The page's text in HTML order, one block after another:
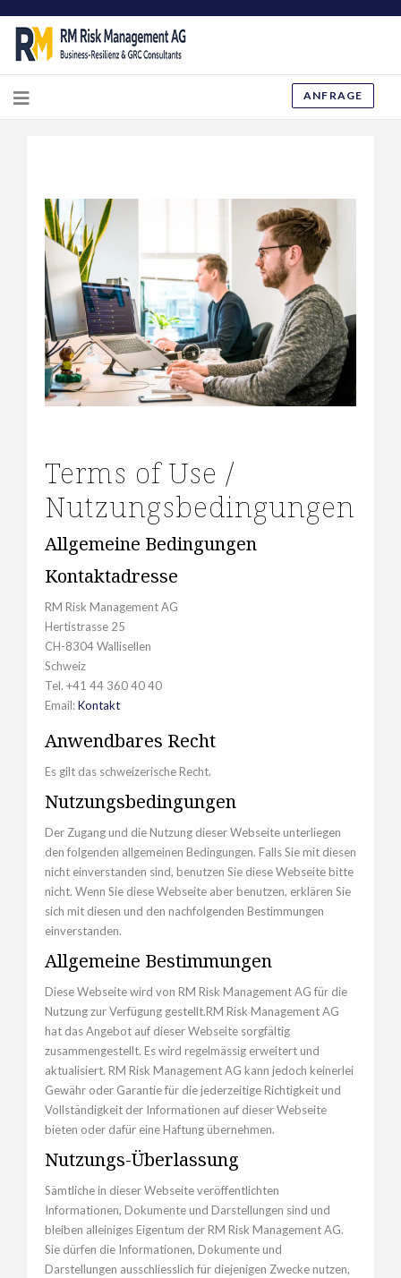
ANFRAGE
Terms of Use /
Nutzungsbedingungen
Allgemeine Bedingungen
Kontaktadresse
RM Risk Management AG
Hertistrasse 25
CH-8304 Wallisellen
Schweiz
Tel. +41 44 360 40 40
Email:Kontakt
Anwendbares Recht
Es gilt das schweizerische Recht.
Nutzungsbedingungen
Der Zugang und die Nutzung dieser Webseite unterliegen
den folgenden allgemeinen Bedingungen. Falls Sie mit diesen
nicht einverstanden sind, benutzen Sie diese Webseite bitte
nicht. Wenn Sie diese Webseite aber benutzen, erklären Sie
sich mit diesen und den nachfolgenden Bestimmungen
einverstanden.
Allgemeine Bestimmungen
Diese Webseite wird von RM Risk Management AG für die
Nutzung zur Verfügung gestellt.RM Risk Management AG
hat das Angebot auf dieser Webseite sorgfältig
zusammengestellt. Es wird regelmässig erweitert und
aktualisiert. RM Risk Management AG kann jedoch keinerlei
Gewähr oder Garantie für die jederzeitige Richtigkeit und
Vollständigkeit der Informationen auf dieser Webseite
bieten oder dafür eine Haftung übernehmen.
Nutzungs-Überlassung
Sämtliche in dieser Webseite veröffentlichten
Informationen, Dokumente und Darstellungen sind und
bleiben alleiniges Eigentum der RM Risk Management AG.
Sie dürfen die Informationen, Dokumente und
Darstellungen ausschliesslich für diejenigen Zwecke nutzen,